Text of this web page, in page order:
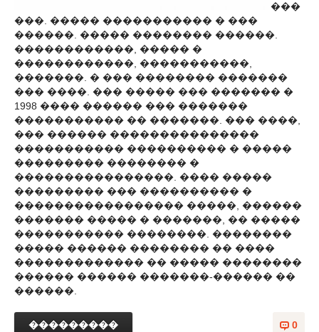
���
���. ����� ����������� � ���
������. ����� �������� ������.
������������, ����� �
������������, �����������,
�������. � ��� �������� �������
��� ����. ��� ����� ��� ������� �
1998 ���� ������ ��� �������
����������� �� �������. ��� ����,
��� ������ ���������������
����������� ���������� � �����
��������� �������� �
����������������. ���� �����
��������� ��� ���������� �
����������������� �����, ������
������� ����� � �������, �� �����
����������� ��������. ��������
����� ������ �������� �� ����
������������� �� ����� ��������
������ ������ �������-������ ��
������.
0
���������